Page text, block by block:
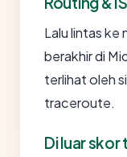
Lalu lintas ke
berakhir di
terlihat oleh
traceroute.
Di luar skor